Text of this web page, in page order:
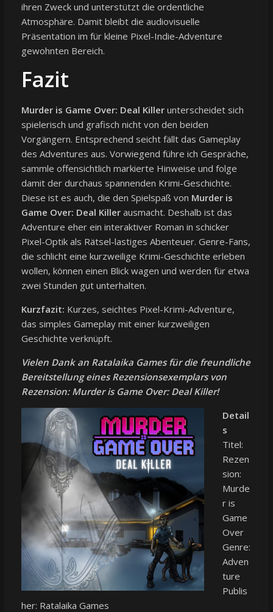
ihren Zweck und unterstützt die ordentliche
Atmosphäre. Damit bleibt die audiovisuelle
Präsentation im für kleine Pixel-Indie-Adventure
gewohnten Bereich.
Fazit
Murder is Game Over: Deal Killerunterscheidet sich
spielerisch und grafisch nicht von den beiden
Vorgängern. Entsprechend seicht fällt das Gameplay
des Adventures aus. Vorwiegend führe ich Gespräche,
sammle offensichtlich markierte Hinweise und folge
damit der durchaus spannenden Krimi-Geschichte.
Diese ist es auch, die den Spielspaß von Murder is
Game Over: Deal Killerausmacht. Deshalb ist das
Adventure eher ein interaktiver Roman in schicker
Pixel-Optik als Rätsel-lastiges Abenteuer. Genre-Fans,
die schlicht eine kurzweilige Krimi-Geschichte erleben
wollen, können einen Blick wagen und werden für etwa
zwei Stunden gut unterhalten.
Kurzfazit: Kurzes, seichtes Pixel-Krimi-Adventure,
das simples Gameplay mit einer kurzweiligen
Geschichte verknüpft.
Vielen Dank an Ratalaika Games für die freundliche
Bereitstellung eines Rezensionsexemplars von
Rezension: Murder is Game Over: Deal Killer!
Detail
s
Titel:
Rezen
sion:
Murde
r is
Game
Over
Genre:
Adven
ture
Publis
her: Ratalaika Games